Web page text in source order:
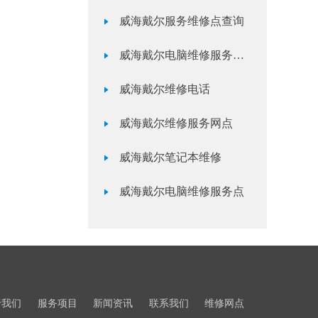
威海戴尔服务维修点查询
威海戴尔电脑维修服务网点
威海戴尔维修电话
威海戴尔维修服务网点
威海戴尔笔记本维修
威海戴尔电脑维修服务点
们 服务项目 新闻资讯 联系我们 维修网点